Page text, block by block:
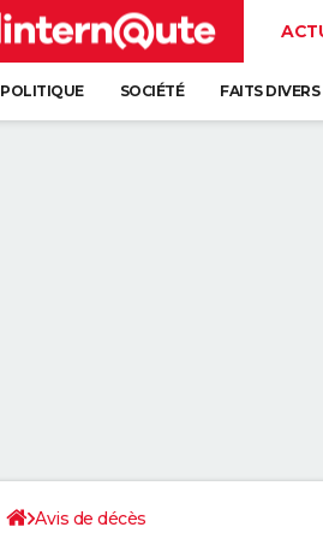
POLITIQUE SOCIÉTÉ FAITS DIVERS
Avis de décès